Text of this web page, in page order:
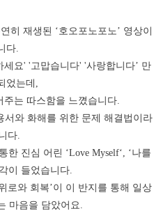
히 재생된 ‘호오포노포노 ’ 영상이
다
세요' '고맙습니다' '사랑합니다’ 만
었는데
주는 따스함을 느꼈습니다
서와 화해를 위한 문제 해결법이라
다
한 진심 어린 ‘Love Myself‘, ‘나를
이 들었습니다.
로와 회복’이 이 반지를 통해 일상
마음을 담았어요